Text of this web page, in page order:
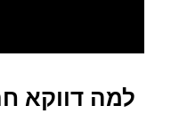
למה דווקא